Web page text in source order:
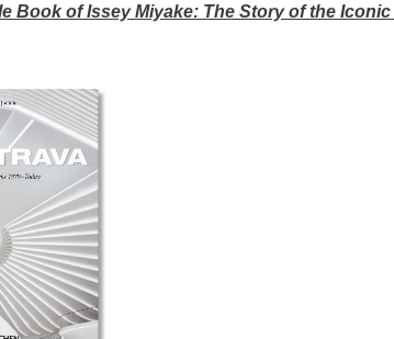
Book of Issey Miyake: The Story of the